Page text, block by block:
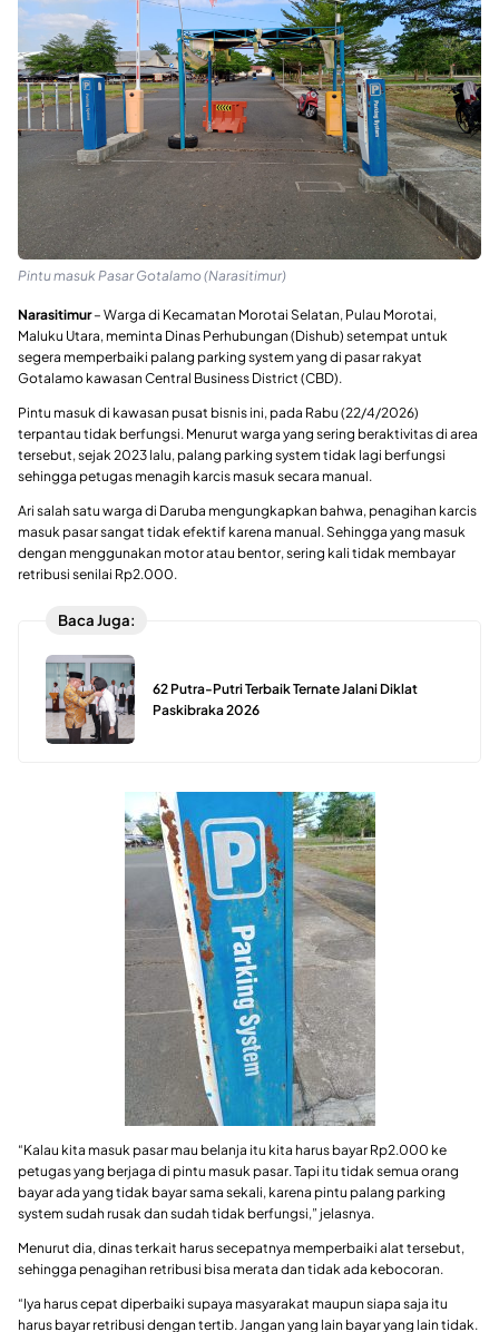
Pintu masuk Pasar Gotalamo (Narasitimur)
Narasitimur– Warga di Kecamatan Morotai Selatan, Pulau Morotai,
Maluku Utara, meminta Dinas Perhubungan (Dishub) setempat untuk
segera memperbaiki palang parking system yang di pasar rakyat
Gotalamo kawasan Central Business District (CBD).
Pintu masuk di kawasan pusat bisnis ini, pada Rabu (22/4/2026)
terpantau tidak berfungsi. Menurut warga yang sering beraktivitas di area
tersebut, sejak 2023 lalu, palang parking system tidak lagi berfungsi
sehingga petugas menagih karcis masuk secara manual.
Ari salah satu warga di Daruba mengungkapkan bahwa, penagihan karcis
masuk pasar sangat tidak efektif karena manual. Sehingga yang masuk
dengan menggunakan motor atau bentor, sering kali tidak membayar
retribusi senilai Rp2.000.
Baca Juga:
62 Putra-Putri Terbaik Ternate Jalani Diklat
Paskibraka 2026
“Kalau kita masuk pasar mau belanja itu kita harus bayar Rp2.000 ke
petugas yang berjaga di pintu masuk pasar. Tapi itu tidak semua orang
bayar ada yang tidak bayar sama sekali, karena pintu palang parking
system sudah rusak dan sudah tidak berfungsi,” jelasnya.
Menurut dia, dinas terkait harus secepatnya memperbaiki alat tersebut,
sehingga penagihan retribusi bisa merata dan tidak ada kebocoran.
“Iya harus cepat diperbaiki supaya masyarakat maupun siapa saja itu
harus bayar retribusi dengan tertib. Jangan yang lain bayar yang lain tidak.